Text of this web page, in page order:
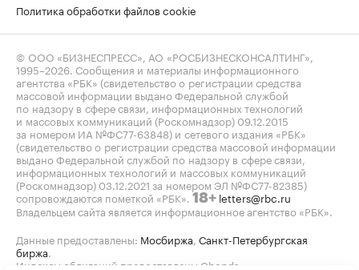
Политика обработки файлов cookie
© ООО «БИЗНЕСПРЕСС», АО «РОСБИЗНЕСКОНСАЛТИНГ»,
1995–2026 . Сообщения и материалы информационного
агентства «РБК» (свидетельство о регистрации средства
массовой информации выдано Федеральной службой
по надзору в сфере связи, информационных технологий
и массовых коммуникаций (Роскомнадзор) 09.12.2015
за номером ИА №ФС77-63848) и сетевого издания «РБК»
(свидетельство о регистрации средства массовой информации
выдано Федеральной службой по надзору в сфере связи,
информационных технологий и массовых коммуникаций
(Роскомнадзор) 03.12.2021 за номером ЭЛ №ФС77-82385)
сопровождаются пометкой «РБК». 18+ letters@rbc.ru
Владельцем сайта является информационное агентство «РБК».
Данные предоставлены: Мосбиржа Санкт-Петербургская
биржа
Индексы облигаций предоставлены Cbonds.